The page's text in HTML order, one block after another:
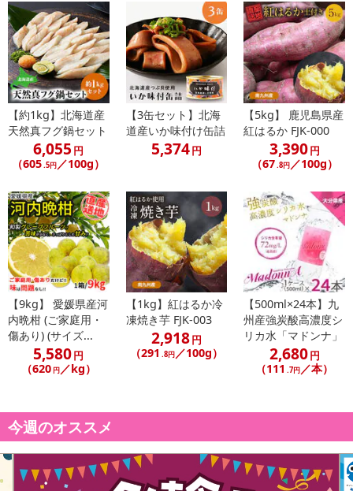
【配送日時の指定について】
※配送日時の指定が可能な商品の場合、商品によってご指定できる
配送日、配送時間が異なる可能性がございます。
カート機能をご利用の場合は、配送日時指定をご利用いただけませ
ん。
発送日カレンダー
休業日
■その他共通および商品カテゴリー別注意事項（※必ずご確認くだ
さい）
【約1kg】北海道産
天然真フグ鍋セット
6,055 円
（605 .5円 ／100g）
【3缶セット】北海
道産いか味付け缶詰
5,374円
【5kg】 鹿児島県産
紅はるか FJK-000
3,390円
（67 .8円／100g）
【9kg】 愛媛県産河
内晩柑 (ご家庭用・
傷あり) (サイズ...
5,580円
（620 円／kg）
【1kg】紅はるか冷
凍焼き芋 FJK-003
2,918円
（291 .8円／100g）
【500ml×24本】九
州産強炭酸高濃度シ
リカ水「マドンナ」
2,680円
（111 .7円／本）
今週のオススメ